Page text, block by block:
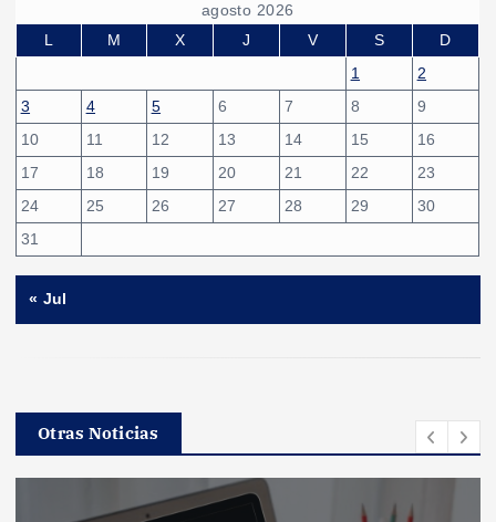
agosto 2026
L
M X J V S
D
1
2
3
4 5 6 7 8
9
10
11 12 13 14 15
16
17
18 19 20 21 22
23
24
25 26 27 28 29
30
31
« Jul
Otras Noticias